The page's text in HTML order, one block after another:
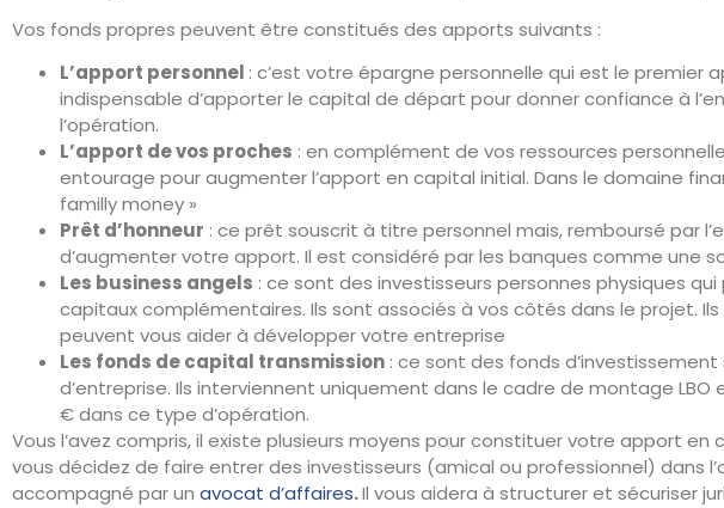
Vos fonds propres peuvent être constitués des apports suivants :
L’apport personnel : c’est votre épargne personnelle qui est le premier
indispensable d’apporter le capital de départ pour donner confiance à
l’opération.
L’apport de vos proches : en complément de vos ressources
entourage pour augmenter l’apport en capital initial. Dans le domaine
familly money »
Prêt d’honneur : ce prêt souscrit à titre personnel mais, remboursé par
d’augmenter votre apport. Il est considéré par les banques comme une
Les business angels : ce sont des investisseurs personnes physiques
capitaux complémentaires. Ils sont associés à vos côtés dans le projet.
peuvent vous aider à développer votre entreprise
Les fonds de capital transmission : ce sont des fonds
d’entreprise. Ils interviennent uniquement dans le cadre de montage LBO
€ dans ce type d’opération.
Vous l’avez compris, il existe plusieurs moyens pour constituer votre apport en
vous décidez de faire entrer des investisseurs (amical ou professionnel) dans
accompagné par un avocat d’affaires.Il vous aidera à structurer et sécuriser